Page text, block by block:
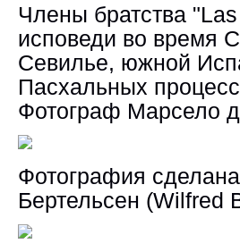
Члены братства
исповеди во время
Севилье, южной
Пасхальных
Фотограф Марсело
Фотография
Бертельсен (Wilfred